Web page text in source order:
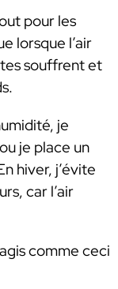
pour les
lorsque l’air
souffrent et
je
je place un
hiver, j’évite
car l’air
comme ceci